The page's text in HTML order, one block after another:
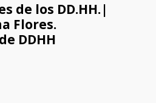
de los DD.HH.|
Flores.
DDHH